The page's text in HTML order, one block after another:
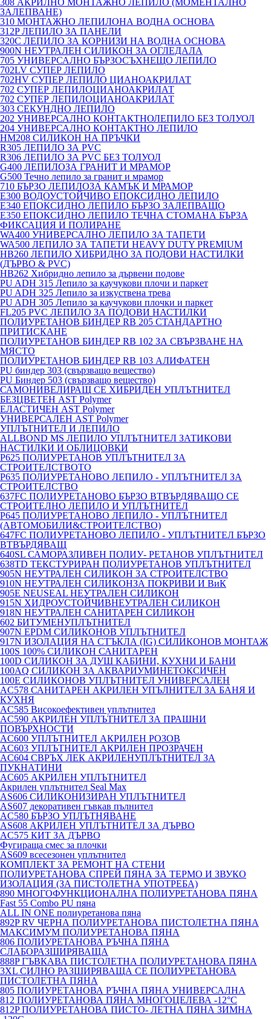
308 АКРИЛНО МОНТАЖНО ЛЕПИЛО (МОМЕНТАЛНО
ЗАЛЕПВАНЕ)
310 МОНТАЖНО ЛЕПИЛОНА ВОДНА ОСНОВА
312P ЛЕПИЛО ЗА ПАНЕЛИ
320C ЛЕПИЛО ЗА КОРНИЗИ НА ВОДНА ОСНОВА
900N НЕУТРАЛЕН СИЛИКОН ЗА ОГЛЕДАЛА
705 УНИВЕРСАЛНО БЪРЗОСЪХНЕЩО ЛЕПИЛО
702LV СУПЕР ЛЕПИЛО
702HV СУПЕР ЛЕПИЛО ЦИАНОАКРИЛАТ
702 СУПЕР ЛЕПИЛОЦИАНОАКРИЛАТ
702 СУПЕР ЛЕПИЛОЦИАНОАКРИЛАТ
303 СЕКУНДНО ЛЕПИЛО
202 УНИВЕРСАЛНО КОНТАКТНОЛЕПИЛО БЕЗ ТОЛУОЛ
204 УНИВЕРСАЛНО КОНТАКТНО ЛЕПИЛО
HM208 СИЛИКОН НА ПРЪЧКИ
R305 ЛЕПИЛО ЗА PVC
R306 ЛЕПИЛО ЗА PVC БЕЗ ТОЛУОЛ
G400 ЛЕПИЛОЗА ГРАНИТ И МРАМОP
G500 Течно лепило за гранит и мрамор
710 БЪРЗО ЛЕПИЛОЗА КАМЪК И МРАМОP
E300 ВОДОУСТОЙЧИВО ЕПОКСИДНО ЛЕПИЛО
E340 ЕПОКСИДНО ЛЕПИЛО БЪРЗО ЗАЛЕПВАЩО
E350 ЕПОКСИДНО ЛЕПИЛО ТЕЧНА СТОМАНА БЪРЗА
ФИКСАЦИЯ И ПОЛИРАНЕ
WA400 УНИВЕРСАЛНО ЛЕПИЛО ЗА ТАПЕТИ
WA500 ЛЕПИЛО ЗА ТАПЕТИ HEAVY DUTY PREMIUM
HB260 ЛЕПИЛО ХИБРИДНО ЗА ПОДОВИ НАСТИЛКИ
(ДЪРВО & PVC)
HB262 Хибридно лепило за дървени подове
PU ADH 315 Лепило за каучукови плочи и паркет
PU ADH 325 Лепило за изкуствена трева
PU ADH 305 Лепило за каучукови плочки и паркет
FL205 PVC ЛЕПИЛО ЗА ПОДОВИ НАСТИЛКИ
ПОЛИУРЕТАНОВ БИНДЕР RB 205 СТАНДАРТНО
ПРИТИСКАНЕ
ПОЛИУРЕТАНОВ БИНДЕР RB 102 ЗА СВЪРЗВАНЕ НА
МЯСТО
ПОЛИУРЕТАНОВ БИНДЕР RB 103 АЛИФАТЕН
PU биндер 303 (свързващо вещество)
PU Биндер 503 (свързващо вещество)
САМОНИВЕЛИРАЩ СЕ ХИБРИДЕН УПЛЪТНИТЕЛ
БЕЗЦВЕТЕН AST Polymer
ЕЛАСТИЧЕН AST Polymer
УНИВЕРСАЛЕН AST Polymer
УПЛЪТНИТЕЛ И ЛЕПИЛО
ALLBOND MS ЛЕПИЛО УПЛЪТНИТЕЛ ЗАТИКОВИ
НАСТИЛКИ И ОБЛИЦОВКИ
P625 ПОЛИУРЕТАНОВ УПЛЪТНИТЕЛ ЗА
СТРОИТЕЛСТВОТО
P635 ПОЛИУРЕТАНОВО ЛЕПИЛО - УПЛЪТНИТЕЛ ЗА
СТРОИТЕЛСТВО
637FC ПОЛИУРЕТАНОВО БЪРЗО ВТВЪРДЯВАЩО СЕ
СТРОИТЕЛНО ЛЕПИЛО И УПЛЪТНИТЕЛ
P645 ПОЛИУРЕТАНОВО ЛЕПИЛО - УПЛЪТНИТЕЛ
(АВТОМОБИЛИ&СТРОИТЕЛСТВО)
647FC ПОЛИУРЕТАНОВО ЛЕПИЛО - УПЛЪТНИТЕЛ БЪРЗО
ВТВЪРДЯВАЩ
640SL САМОРАЗЛИВЕН ПОЛИУ- РЕТАНОВ УПЛЪТНИТЕЛ
638TD ТЕКСТУРИРАН ПОЛИУРЕТАНОВ УПЛЪТНИТЕЛ
905N НЕУТРАЛЕН СИЛИКОН ЗА СТРОИТЕЛСТВО
910N НЕУТРАЛЕН СИЛИКОНЗА ПОКРИВИ И ВиК
905E NEUSEAL НЕУТРАЛЕН СИЛИКОН
915N ХИДРОУСТОЙЧИВНЕУТРАЛЕН СИЛИКОН
918N НЕУТРАЛЕН САНИТАРЕН СИЛИКОН
602 БИТУМЕНУПЛЪТНИТЕЛ
907N EPDM СИЛИКОНОВ УПЛЪТНИТЕЛ
917N ИЗОЛАЦИЯ НА СТЪКЛА (IG) СИЛИКОНОВ МОНТАЖ
100S 100% СИЛИКОН САНИТАРЕН
100D СИЛИКОН ЗА ДУШ КАБИНИ, КУХНИ И БАНИ
100AQ СИЛИКОН ЗА АКВАРИУМИНЕТОКСИЧЕН
100E СИЛИКОНОВ УПЛЪТНИТЕЛ УНИВЕРСАЛЕН
AC578 САНИТАРЕН АКРИЛЕН УПЪЛНИТЕЛ ЗА БАНЯ И
КУХНЯ
AC585 Високоефективен уплътнител
AC590 АКРИЛЕН УПЛЪТНИТЕЛ ЗА ПРАШНИ
ПОВЪРХНОСТИ
AC600 УПЛЪТНИТЕЛ АКРИЛЕН РОЗОВ
AC603 УПЛЪТНИТЕЛ АКРИЛЕН ПРОЗРАЧЕН
AC604 СВРЪХ ЛЕК АКРИЛЕНУПЛЪТНИТЕЛ ЗА
ПУКНАТИНИ
AC605 АКРИЛЕН УПЛЪТНИТЕЛ
Акрилен уплътнител Seal Max
AS606 СИЛИКОНИЗИРАН УПЛЪТНИТЕЛ
AS607 декоративен гъвкав пълнител
AC580 БЪРЗО УПЛЪТНЯВАНЕ
AS608 АКРИЛЕН УПЛЪТНИТЕЛ ЗА ДЪРВО
AC575 КИТ ЗА ДЪРВО
Фугираща смес за плочки
AS609 всесезонен уплътнител
КОМПЛЕКТ ЗА РЕМОНТ НА СТЕНИ
ПОЛИУРЕТАНОВА СПРЕЙ ПЯНА ЗА ТЕРМО И ЗВУКО
ИЗОЛАЦИЯ (ЗА ПИСТОЛЕТНА УПОТРЕБА)
890 МНОГОФУНКЦИОНАЛНА ПОЛИУРЕТАНОВА ПЯНА
Fast 55 Combo PU пяна
ALL IN ONE полиуретанова пяна
892P RV ЧЕРНА ПОЛИУРЕТАНОВА ПИСТОЛЕТНА ПЯНА
МАКСИМУМ ПОЛИУРЕТАНОВА ПЯНА
806 ПОЛИУРЕТАНОВА РЪЧНА ПЯНА
СЛАБОРАЗШИРЯВАЩА
888P ГЪВКАВА ПИСТОЛЕТНА ПОЛИУРЕТАНОВА ПЯНА
3XL СИЛНО РАЗШИРЯВАЩА СЕ ПОЛИУРЕТАНОВА
ПИСТОЛЕТНА ПЯНА
805 ПОЛИУРЕТАНОВА РЪЧНА ПЯНА УНИВЕРСАЛНА
812 ПОЛИУРЕТАНОВА ПЯНА МНОГОЦЕЛЕВА -12°C
812P ПОЛИУРЕТАНОВА ПИСТО- ЛЕТНА ПЯНА ЗИМНА